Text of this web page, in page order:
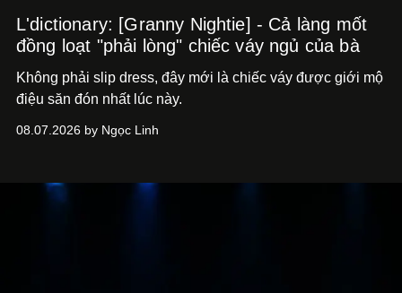
L'dictionary: [Granny Nightie] - Cả làng mốt
đồng loạt "phải lòng" chiếc váy ngủ của bà
Không phải slip dress, đây mới là chiếc váy được giới mộ
điệu săn đón nhất lúc này.
08.07.2026 by Ngọc Linh